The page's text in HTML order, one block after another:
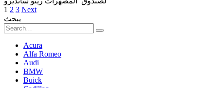
Posts
pagination
1 2 3 Next
يبحث
Search
for:
Acura
Alfa Romeo
Audi
BMW
Buick